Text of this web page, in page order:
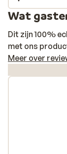
Wat
Dit zijn 100%
met ons
Meer over